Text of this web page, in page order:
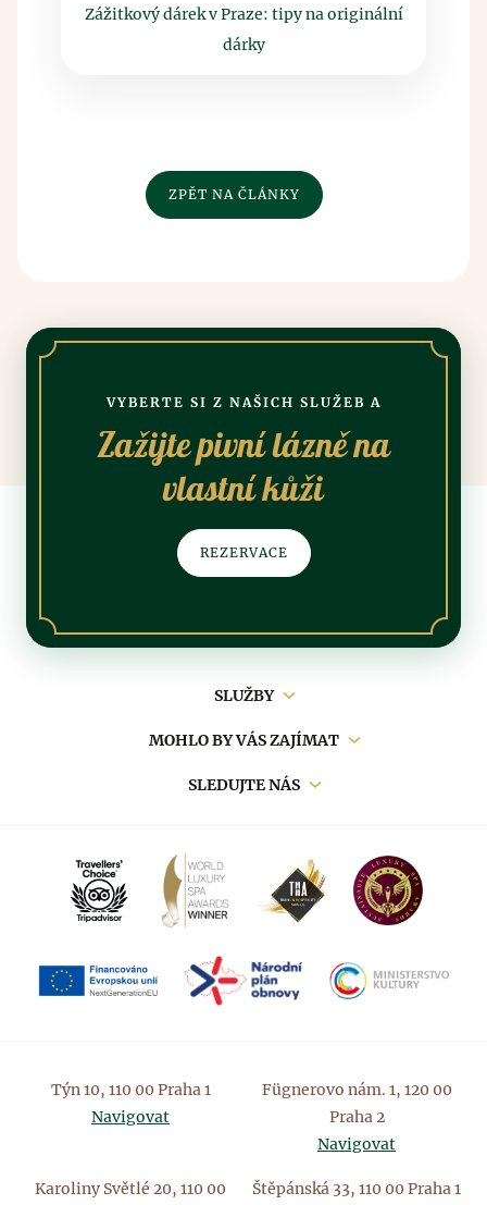
Zážitkový dárek v Praze: tipy na originální
dárky
ZPĚT NA ČLÁNKY
VYBERTE SI Z NAŠICH SLUŽEB A
Zažijte pivní lázně na
vlastní kůži
REZERVACE
SLUŽBY
MOHLO BY VÁS ZAJÍMAT
SLEDUJTE NÁS
Týn 10, 110 00 Praha 1
Navigovat
Fügnerovo nám. 1, 120 00
Praha 2
Navigovat
Karoliny Světlé 20, 110 00 Štěpánská 33, 110 00 Praha 1